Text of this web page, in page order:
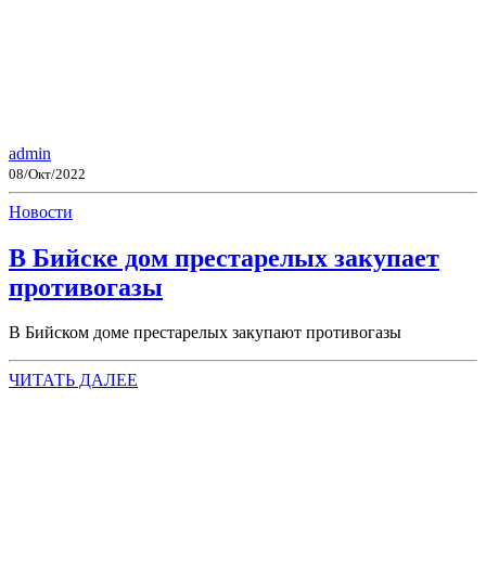
admin
08/Окт/2022
Новости
В Бийске дом престарелых закупает
противогазы
В Бийском доме престарелых закупают противогазы
ЧИТАТЬ ДАЛЕЕ